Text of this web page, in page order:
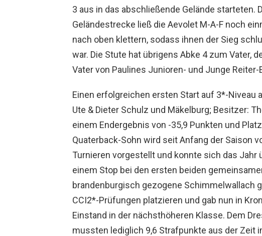
3 aus in das abschließende Gelände starteten.
Geländestrecke ließ die Aevolet M-A-F noch
nach oben klettern, sodass ihnen der Sieg
war. Die Stute hat übrigens Abke 4 zum Vater,
Vater von Paulines Junioren- und Junge Reiter-
Einen erfolgreichen ersten Start auf 3*-Niveau
Ute & Dieter Schulz und Mäkelburg; Besitzer:
einem Endergebnis von -35,9 Punkten und
Quaterback-Sohn wird seit Anfang der Saison
Turnieren vorgestellt und konnte sich das
einem Stop bei den ersten beiden
brandenburgisch gezogene Schimmelwallach
CCI2*-Prüfungen platzieren und gab nun in
Einstand in der nächsthöheren Klasse. Dem
mussten lediglich 9,6 Strafpunkte aus der Zeit